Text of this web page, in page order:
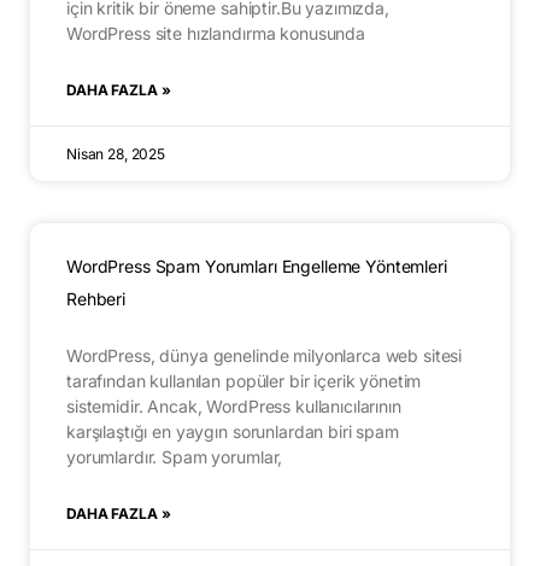
için kritik bir öneme sahiptir.Bu yazımızda,
WordPress site hızlandırma konusunda
DAHA FAZLA »
Nisan 28, 2025
WordPress Spam Yorumları Engelleme Yöntemleri
Rehberi
WordPress, dünya genelinde milyonlarca web sitesi
tarafından kullanılan popüler bir içerik yönetim
sistemidir. Ancak, WordPress kullanıcılarının
karşılaştığı en yaygın sorunlardan biri spam
yorumlardır. Spam yorumlar,
DAHA FAZLA »